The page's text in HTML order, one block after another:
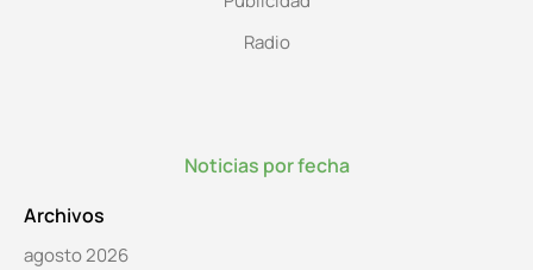
Radio
Noticias por fecha
Archivos
agosto 2026